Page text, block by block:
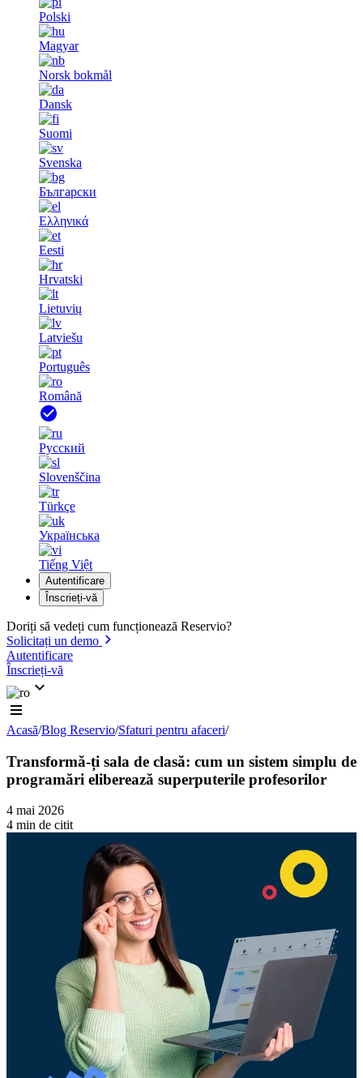
Polski
Magyar
Norsk bokmål
Dansk
Suomi
Svenska
Български
Ελληνικά
Eesti
Hrvatski
Lietuvių
Latviešu
Português
Română
Русский
Slovenščina
Türkçe
Українська
Tiếng Việt
Autentificare
Înscrieți-vă
Doriți să vedeți cum funcționează Reservio?
Solicitați un demo
Autentificare
Înscrieți-vă
Acasă/Blog Reservio/Sfaturi pentru afaceri/
Transformă-ți sala de clasă: cum un sistem simplu de
programări eliberează superputerile profesorilor
4 mai 2026
4 min de citit